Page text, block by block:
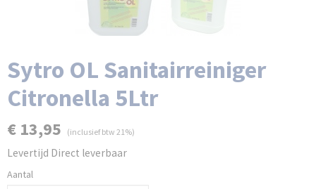
Sytro OL Sanitairreiniger
Citronella 5Ltr
€ 13,95 (inclusief btw 21%)
Levertijd Direct leverbaar
Aantal